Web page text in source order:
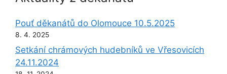
Pouť děkanátů do Olomouce 10.5.2025
8. 4. 2025
Setkání chrámových hudebníků ve Vřesovicích
24.11.2024